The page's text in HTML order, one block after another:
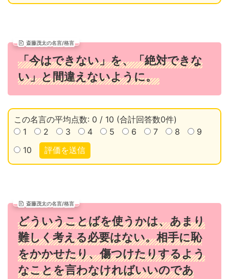
斎藤茂太の名言/格言
「今はできない」を、「絶対できな
い」と間違えないように。
この名言の平均点数: 0 / 10 (合計回答数0件)
1
2 3 4 5 6 7 8
9
10
評価を送信
斎藤茂太の名言/格言
どういうことばを使うかは、あまり
難しく考える必要はない。相手に恥
をかかせたり、傷つけたりするよう
なことを言わなければいいのであ